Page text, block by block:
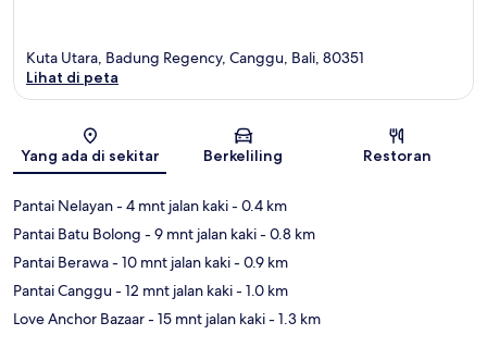
Peta
Kuta Utara, Badung Regency, Canggu, Bali, 80351
Lihat di peta
Yang ada di sekitar Berkeliling Restoran
Pantai Nelayan- 4 mnt jalan kaki- 0.4 km
Pantai Batu Bolong - 9 mnt jalan kaki- 0.8 km
Pantai Berawa- 10 mnt jalan kaki- 0.9 km
Pantai Canggu- 12 mnt jalan kaki- 1.0 km
Love Anchor Bazaar- 15 mnt jalan kaki- 1.3 km